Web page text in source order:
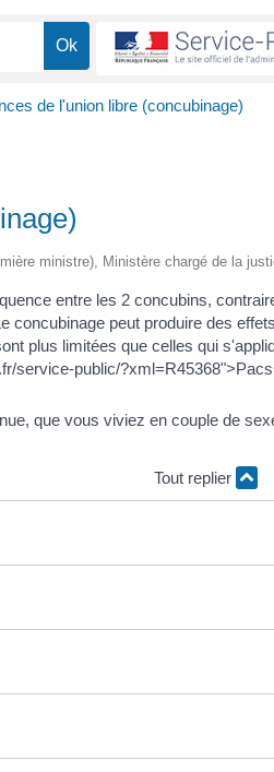
de l'union libre (concubinage)
ministre), Ministère chargé de la
entre les 2 concubins,
concubinage peut produire des
plus limitées que celles qui
service-public/
que vous viviez en couple de
Tout replier